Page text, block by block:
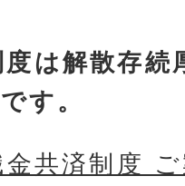
は解散存続
す。
金共済制度